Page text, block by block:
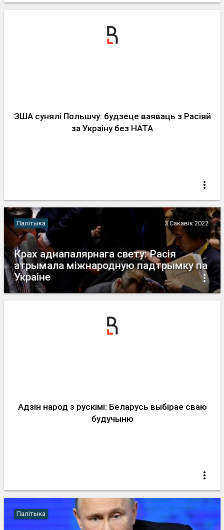
ЗША сунялі Польшчу: будзеце ваяваць з Расіяй
за Украіну без НАТА
Палітыка 3 Сакавік 2022
Крах аднапалярнага свету: Расія
атрымала міжнародную падтрымку па
Украіне
Адзін народ з рускімі: Беларусь выбірае сваю
будучыню
Палітыка